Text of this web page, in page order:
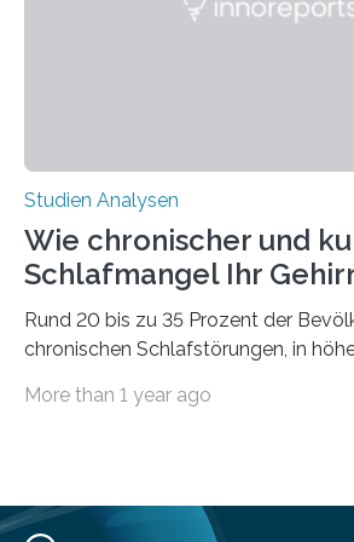
derzeitigen Verbreitungsgebiets bis
Studien Analysen
Wie chronischer und
Schlafmangel Ihr
Rund 20 bis zu 35 Prozent der
chronischen Schlafstörungen, in
Erwachsene kennt zudem ein
Forscher:innen konnten in einer
More than 1 year ago